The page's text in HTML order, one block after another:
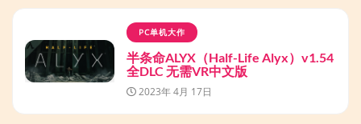
PC单机大作
半条命ALYX（Half-Life Alyx）v1.54
全DLC 无需VR中文版
2023年 4月 17日